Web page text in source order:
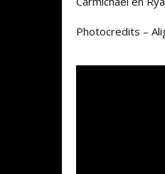
Photocredits –